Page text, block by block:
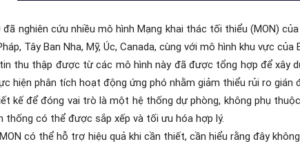
đã nghiên cứu nhiều mô hình Mạng khai thác tối thiểu (MON)
Tây Ban Nha, Mỹ, Úc, Canada, cùng với mô hình khu vực của
thu thập được từ các mô hình này đã được tổng hợp để xây
hiện phân tích hoạt động ứng phó nhằm giảm thiểu rủi ro gián
kế để đóng vai trò là một hệ thống dự phòng, không phụ
thống có thể được sắp xếp và tối ưu hóa hợp lý.
có thể hỗ trợ hiệu quả khi cần thiết, cần hiểu rằng đây